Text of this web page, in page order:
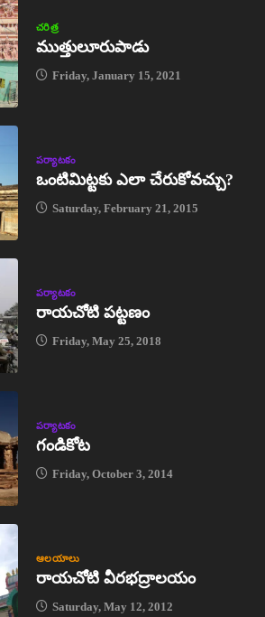
చరిత్ర
ముత్తులూరుపాడు
Friday, January 15, 2021
పర్యాటకం
ఒంటిమిట్టకు ఎలా చేరుకోవచ్చు?
Saturday, February 21, 2015
పర్యాటకం
రాయచోటి పట్టణం
Friday, May 25, 2018
పర్యాటకం
గండికోట
Friday, October 3, 2014
ఆలయాలు
రాయచోటి వీరభద్రాలయం
Saturday, May 12, 2012